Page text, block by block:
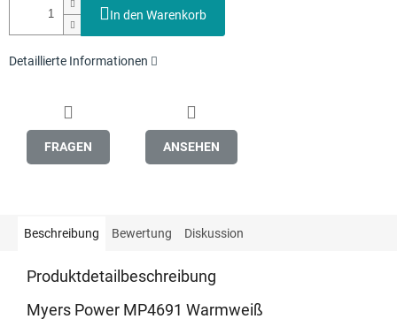
In den Warenkorb
Detaillierte Informationen
FRAGEN ANSEHEN
Beschreibung Bewertung Diskussion
Produktdetailbeschreibung
Myers Power MP4691 Warmweiß